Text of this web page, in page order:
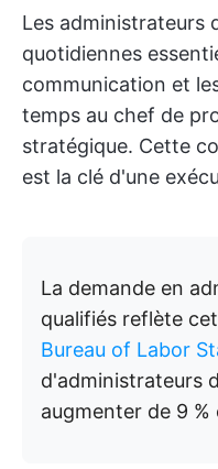
Les administrateurs
quotidiennes
communication et
temps au chef de
stratégique. Cette
est la clé d'une
La demande en
qualifiés reflète
Bureau of Labor
d'administrateurs
augmenter de 9